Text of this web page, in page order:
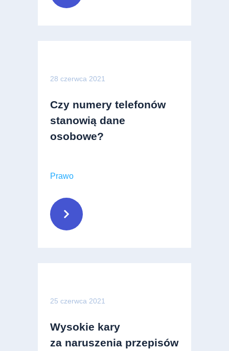
28 czerwca 2021
Czy numery telefonów
stanowią dane
osobowe?
Prawo
25 czerwca 2021
Wysokie kary
za naruszenia przepisów